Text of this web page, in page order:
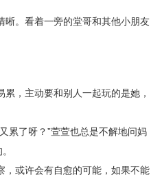
晰。看着一旁的堂哥和其他小朋友
，主动要和别人一起玩的是她，
累了呀？”萱萱也总是不解地问妈
，或许会有自愈的可能，如果不能